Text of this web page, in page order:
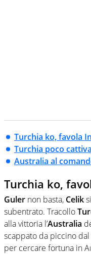
Turchia ko, favola
Turchia poco
Australia al
Turchia ko,
Guler non basta, Celik
subentrato. Tracollo
alla vittoria l’Australia
scappato da piccino
per cercare fortuna in